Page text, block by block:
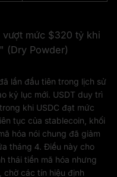
mức $320 tỷ khi
(Dry Powder)
lần đầu tiên trong lịch sử
kỷ lục mới. USDT duy trì
khi USDC đạt mức
tục của stablecoin, khối
hóa nói chung đã giảm
tháng 4. Điều này cho
thái tiền mã hóa nhưng
chờ các tín hiệu định